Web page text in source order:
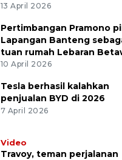
13 April 2026
Pertimbangan Pramono
Lapangan Banteng
tuan rumah Lebaran
10 April 2026
Tesla berhasil kalahkan
penjualan BYD di 2026
7 April 2026
Video
Travoy, teman perjalanan